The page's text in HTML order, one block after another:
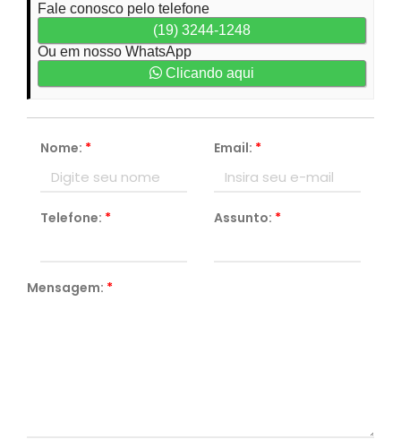
Fale conosco pelo telefone
(19) 3244-1248
Ou em nosso WhatsApp
Clicando aqui
Nome: * Email: *
Telefone: * Assunto: *
Mensagem: *